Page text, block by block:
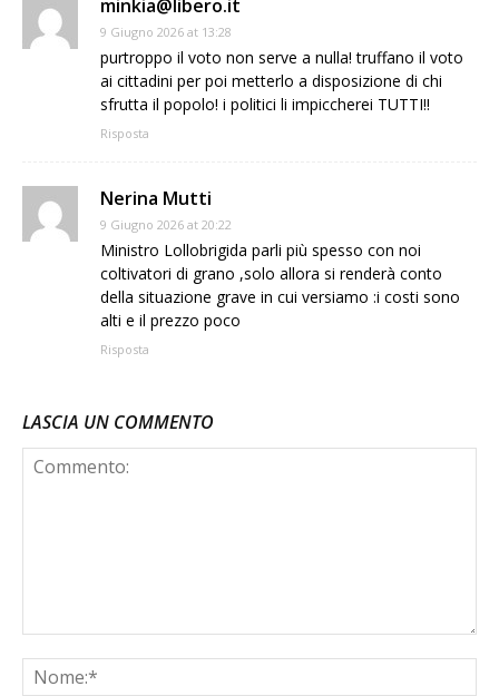
minkia@libero.it
9 Giugno 2026 at 13:28
purtroppo il voto non serve a nulla! truffano il voto
ai cittadini per poi metterlo a disposizione di chi
sfrutta il popolo! i politici li impiccherei TUTTI!!
Risposta
Nerina Mutti
9 Giugno 2026 at 20:22
Ministro Lollobrigida parli più spesso con noi
coltivatori di grano ,solo allora si renderà conto
della situazione grave in cui versiamo :i costi sono
alti e il prezzo poco
Risposta
LASCIA UN COMMENTO